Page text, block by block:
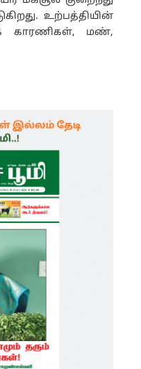
உற்பத்தியின்
காரணிகள், மண்,